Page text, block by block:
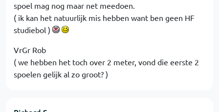
spoel mag nog maar net meedoen.
( ik kan het natuurlijk mis hebben want ben geen HF
studiebol )
VrGr Rob
( we hebben het toch over 2 meter, vond die eerste 2
spoelen gelijk al zo groot? )